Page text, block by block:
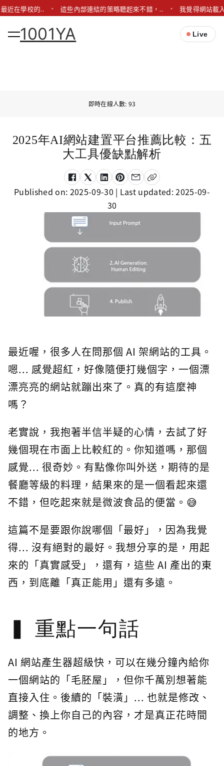
近在學校的.. 這些內部連結的策略聽起來不錯，.. 我覺得網站載
1001YA Live
即時在線人數: 93
2025年AI網站建置平台推薦比較：五
大工具優缺點解析
Published on: 2025-09-30 | Last updated:2025-09-
30
最近喔，很多人在問那個 AI 架網站的工具。
嗯... 感覺超紅，好像隨便打幾個字，一個漂
漂亮亮的網站就蹦出來了。真的有這麼神
嗎？
老實說，我抱著半信半疑的心情，去試了好
幾個現在市面上比較紅的。你知道嗎，那個
感覺... 很奇妙。有點像你叫外送，期待的是
餐廳等級的料理，結果來的是一個看起來還
不錯，但吃起來就是微波食品的便當。😅
這篇不是要跟你說哪個「最好」，因為我覺
得... 沒有絕對的最好。我想分享的是，用起
來的「真實感受」，還有，這些 AI 產出的東
西，到底離「真正能用」還有多遠。
重點一句話
AI 網站產生器超級快，可以在幾分鐘內給你
一個網站的「毛胚屋」，但你千萬別想著能
直接入住。後續的「裝潢」... 也就是修改、
調整、換上你自己的內容，才是真正花時間
的地方。